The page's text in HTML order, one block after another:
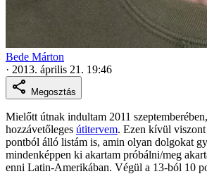
Bede Márton
· 2013. április 21. 19:46
Megosztás
Mielőtt útnak indultam 2011
hozzávetőleges útitervem. Ezen kívül
pontból álló listám is, amin olyan dolgokat
mindenképpen ki akartam próbálni/meg
enni Latin-Amerikában. Végül a 13-ból 10